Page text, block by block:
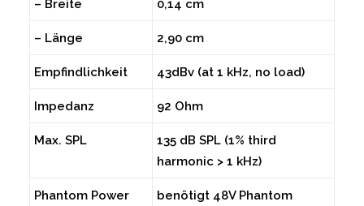
– Breite 0,14 cm
– Länge 2,90 cm
Empfindlichkeit 43dBv (at 1 kHz, no load)
Impedanz 92 Ohm
Max. SPL
135 dB SPL (1% third
harmonic > 1 kHz)
Phantom Power benötigt 48V Phantom